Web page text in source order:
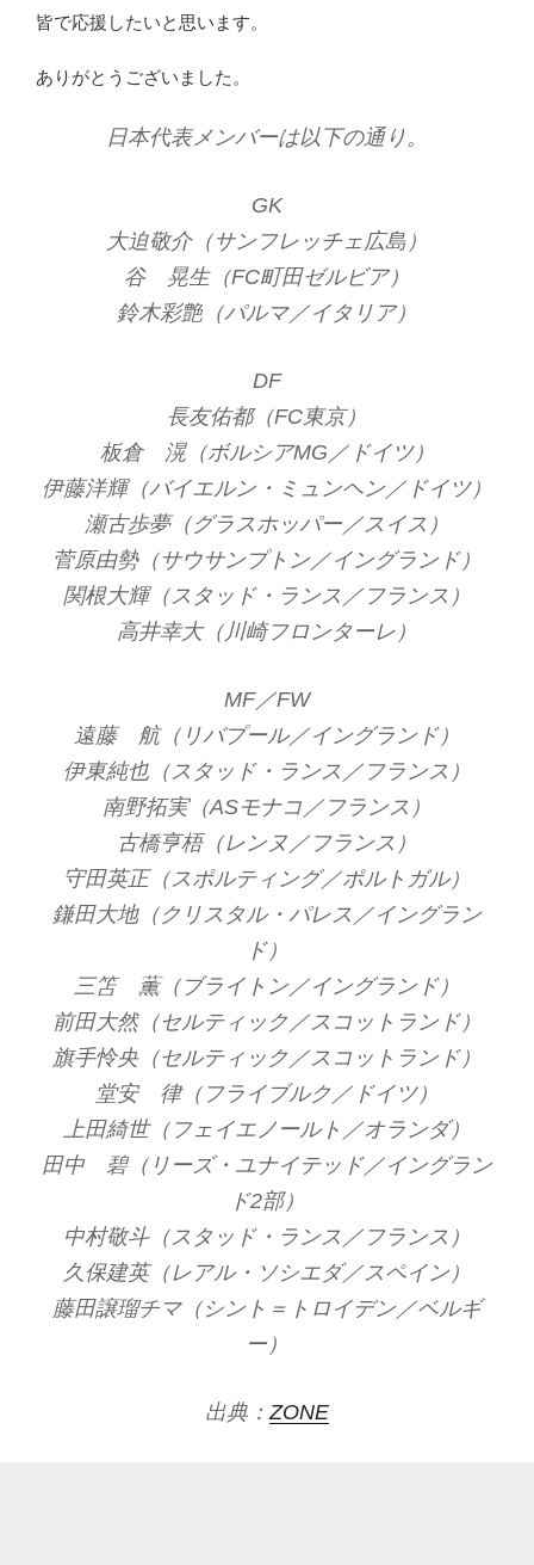
皆で応援したいと思います。
ありがとうございました。
日本代表メンバーは以下の通り。
GK
大迫敬介（サンフレッチェ広島）
谷 晃生（FC町田ゼルビア）
鈴木彩艶（パルマ／イタリア）
DF
長友佑都（FC東京）
板倉 滉（ボルシアMG／ドイツ）
伊藤洋輝（バイエルン・ミュンヘン／ドイツ）
瀬古歩夢（グラスホッパー／スイス）
菅原由勢（サウサンプトン／イングランド）
関根大輝（スタッド・ランス／フランス）
高井幸大（川崎フロンターレ）
MF／FW
遠藤 航（リバプール／イングランド）
伊東純也（スタッド・ランス／フランス）
南野拓実（ASモナコ／フランス）
古橋亨梧（レンヌ／フランス）
守田英正（スポルティング／ポルトガル）
鎌田大地（クリスタル・パレス／イングラン
ド）
三笘 薫（ブライトン／イングランド）
前田大然（セルティック／スコットランド）
旗手怜央（セルティック／スコットランド）
堂安 律（フライブルク／ドイツ）
上田綺世（フェイエノールト／オランダ）
田中 碧（リーズ・ユナイテッド／イングラン
ド2部）
中村敬斗（スタッド・ランス／フランス）
久保建英（レアル・ソシエダ／スペイン）
藤田譲瑠チマ（シント＝トロイデン／ベルギ
ー）
出典： ZONE